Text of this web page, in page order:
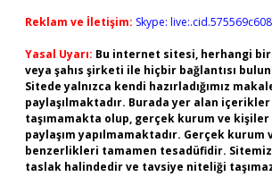
Reklam ve İletişim: Skype:
Yasal Uyarı: Bu internet sitesi, herhangi
veya şahıs şirketi ile hiçbir bağlantısı
Sitede yalnızca kendi hazırladığımız
paylaşılmaktadır. Burada yer alan
taşımamakta olup, gerçek kurum ve kişiler
paylaşım yapılmamaktadır. Gerçek
benzerlikleri tamamen tesadüfidir.
taslak halindedir ve tavsiye niteliği